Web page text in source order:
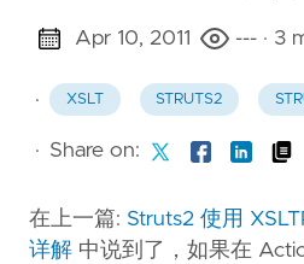
Apr 10, 2011 --- · 3
· XSLT STRUTS2
· Share on:
在上一篇: Struts2 使用
详解 中说到了，如果在